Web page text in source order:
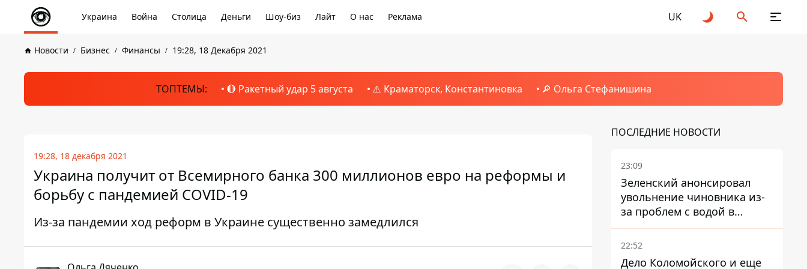
Украина Война Столица Деньги Шоу-биз Лайт О нас Реклама UK
Новости Бизнес Финансы 19:28, 18 Декабря 2021
ТОПТЕМЫ: 🔴 Ракетный удар 5 августа ⚠️ Краматорск, Константиновка 🔎 Ольга Стефанишина
19:28, 18 декабря 2021
Украина получит от Всемирного банка 300 миллионов евро на реформы и
борьбу с пандемией COVID-19
Из-за пандемии ход реформ в Украине существенно замедлился
ПОСЛЕДНИЕ НОВОСТИ
23:09
Зеленский анонсировал
увольнение чиновника из-
за проблем с водой в
Марганце
22:52
Дело Коломойского и еще